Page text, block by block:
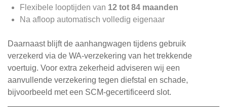
Flexibele looptijden van 12 tot 84 maanden
Na afloop automatisch volledig eigenaar
Daarnaast blijft de aanhangwagen tijdens gebruik
verzekerd via de WA-verzekering van het trekkende
voertuig. Voor extra zekerheid adviseren wij een
aanvullende verzekering tegen diefstal en schade,
bijvoorbeeld met een SCM-gecertificeerd slot.